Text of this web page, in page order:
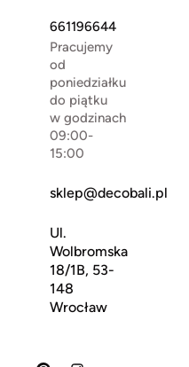
661196644
Pracujemy
od
poniedziałku
do piątku
w godzinach
09:00-
15:00
sklep@decobali.pl
Ul.
Wolbromska
18/1B, 53-
148
Wrocław